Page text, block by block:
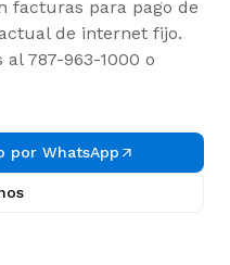
facturas para pago de
de internet fijo.
787-963-1000 o
por WhatsApp